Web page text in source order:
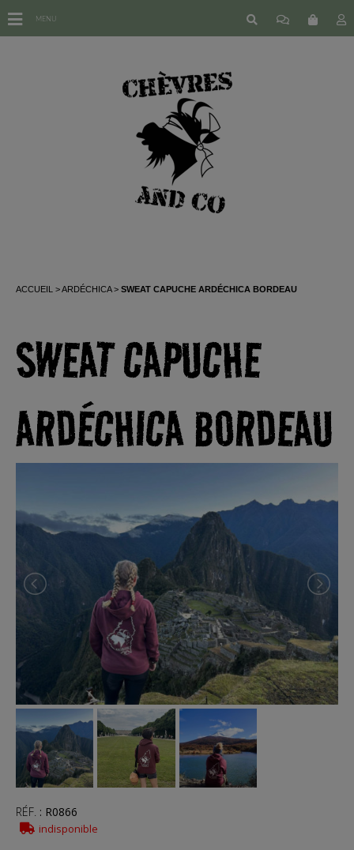
ACCUEIL ARDÉCHICA SWEAT CAPUCHE ARDÉCHICA BORDEAU
SWEAT CAPUCHE
ARDÉCHICA BORDEAU
RÉF. : R0866
indisponible
MENU